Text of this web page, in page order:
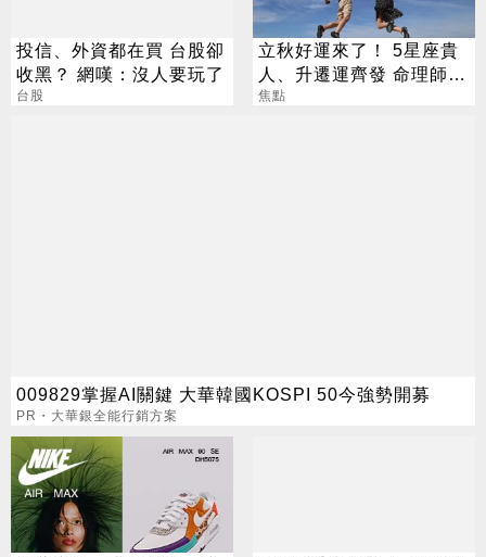
投信、外資都在買 台股卻
收黑？ 網嘆：沒人要玩了
台股
立秋好運來了！ 5星座貴
人、升遷運齊發 命理師：
把握黃金轉運期
焦點
009829掌握AI關鍵 大華韓國KOSPI 50今強勢開募
PR・大華銀全能行銷方案